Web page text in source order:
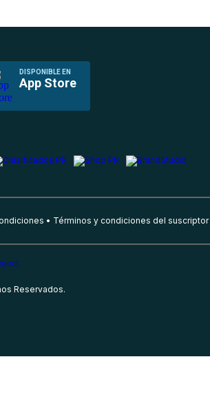
DISPONIBLE EN
App Store
Términos y condiciones del suscriptor
Reservados.